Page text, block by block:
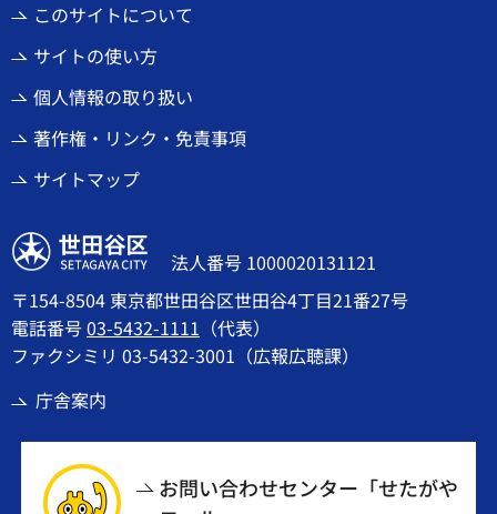
このサイトについて
サイトの使い方
個人情報の取り扱い
著作権・リンク・免責事項
サイトマップ
世田谷区
法人番号 1000020131121
〒154-8504 東京都世田谷区世田谷4丁目21番27号
電話番号03-5432-1111 （代表）
ファクシミリ 03-5432-3001（広報広聴課）
庁舎案内
お問い合わせセンター「せたがや